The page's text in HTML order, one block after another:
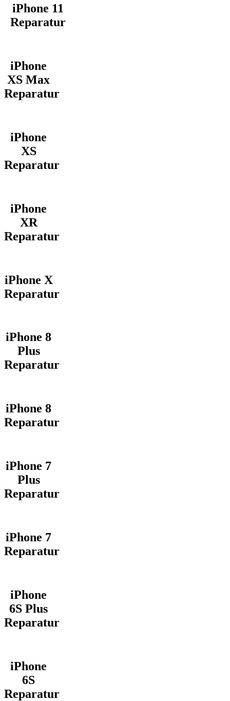
iPhone 11
Reparatur
iPhone
XS Max
Reparatur
iPhone
XS
Reparatur
iPhone
XR
Reparatur
iPhone X
Reparatur
iPhone 8
Plus
Reparatur
iPhone 8
Reparatur
iPhone 7
Plus
Reparatur
iPhone 7
Reparatur
iPhone
6S Plus
Reparatur
iPhone
6S
Reparatur